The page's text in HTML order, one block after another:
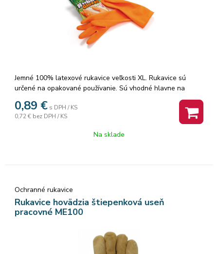
Jemné 100% latexové rukavice veľkosti XL. Rukavice sú
určené na opakované používanie. Sú vhodné hlavne na
0,89 € s DPH / KS
0,72 € bez DPH / KS
Na sklade
Ochranné rukavice
Rukavice hovädzia štiepenková useň
pracovné ME100